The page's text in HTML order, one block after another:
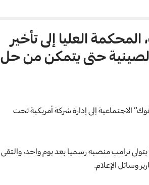
العليا إلى تأخير
حتى يتمكن من حل
الاجتماعية إلى إدارة شركة أمريكية تحت
هذا الإجراء حيز التنفيذ في 19 كانون الثاني 2025، بينما يتولى ترامب منصبه رسميا بعد يوم واحد، والتقى